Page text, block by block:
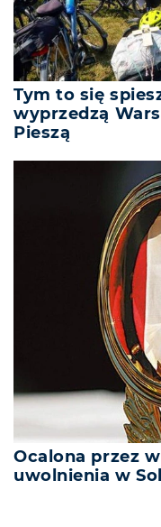
Tym to się
wyprzedzą
Pieszą
Ocalona przez
uwolnienia w